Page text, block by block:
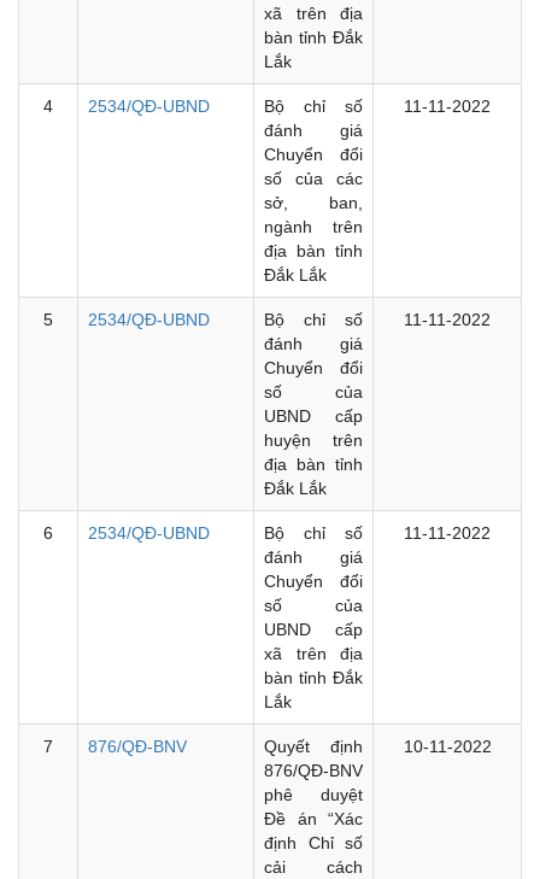
xã trên địa
bàn tỉnh Đắk
Lắk
4 2534/QĐ-UBND
Bộ chỉ số
đánh giá
Chuyển đổi
số của các
sở, ban,
ngành trên
địa bàn tỉnh
Đắk Lắk
11-11-2022
5 2534/QĐ-UBND
Bộ chỉ số
đánh giá
Chuyển đổi
số của
UBND cấp
huyện trên
địa bàn tỉnh
Đắk Lắk
11-11-2022
6 2534/QĐ-UBND
Bộ chỉ số
đánh giá
Chuyển đổi
số của
UBND cấp
xã trên địa
bàn tỉnh Đắk
Lắk
11-11-2022
7 876/QĐ-BNV
Quyết định
876/QĐ-BNV
phê duyệt
Đề án “Xác
định Chỉ số
cải cách
10-11-2022